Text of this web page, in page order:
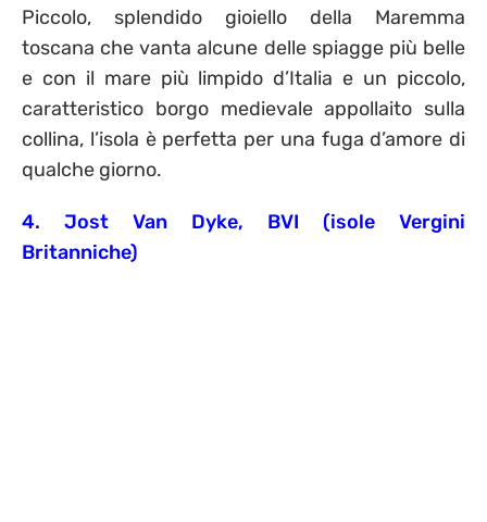
Piccolo, splendido gioiello della Maremma
toscana che vanta alcune delle spiagge più belle
e con il mare più limpido d’Italia e un piccolo,
caratteristico borgo medievale appollaito sulla
collina, l’isola è perfetta per una fuga d’amore di
qualche giorno.
4. Jost Van Dyke, BVI (isole Vergini
Britanniche)